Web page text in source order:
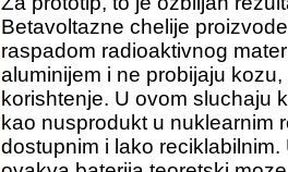
Betavoltazne chelije
raspadom radioaktivnog
aluminijem i ne probijaju
korishtenje. U ovom sluchaju
kao nusprodukt u nuklearnim
dostupnim i lako